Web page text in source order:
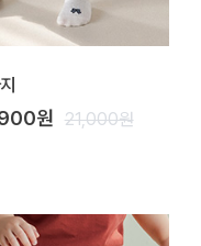
원 21,000원